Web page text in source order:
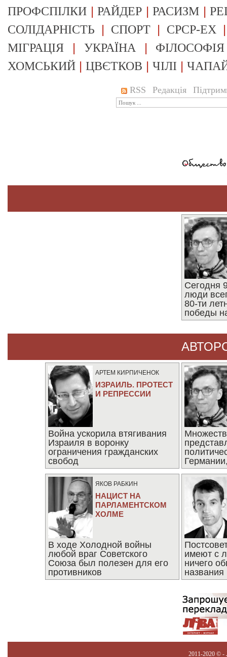
ПРОФСПІЛКИ |РАЙДЕР |РАСИЗМ |
СОЛІДАРНІСТЬ | СПОРТ | СРСР-EX
МІГРАЦІЯ | УКРАЇНА | ФІЛОСОФІЯ
ХОМСЬКИЙ | ЦВЄТКОВ | ЧІЛІ |
RSS Редакція
Сегодня
люди
80-ти
победы
АРТЕМ КИРПИЧЕНОК
ИЗРАИЛЬ. ПРОТЕСТ
И РЕПРЕССИИ
Война ускорила втягивания
Израиля в воронку
ограничения гражданских
свобод
ЯКОВ РАБКИН
НАЦИСТ НА
ПАРЛАМЕНТСКОМ
ХОЛМЕ
В ходе Холодной войны
любой враг Советского
Союза был полезен для его
противников
имеют с
ничего
названия
2011-2020 © -